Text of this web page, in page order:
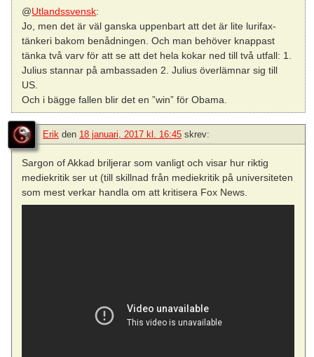
@Utlandssvensk:
Jo, men det är väl ganska uppenbart att det är lite lurifax-
tänkeri bakom benådningen. Och man behöver knappast
tänka två varv för att se att det hela kokar ned till två utfall: 1.
Julius stannar på ambassaden 2. Julius överlämnar sig till
US.
Och i bägge fallen blir det en ”win” för Obama.
Erik den 18 januari, 2017 kl. 16:45 skrev:
Sargon of Akkad briljerar som vanligt och visar hur riktig
mediekritik ser ut (till skillnad från mediekritik på universiteten
som mest verkar handla om att kritisera Fox News.